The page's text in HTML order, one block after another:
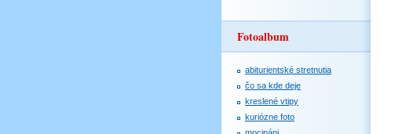
Fotoalbum
abiturientské stretnutia
čo sa kde deje
kreslené vtipy
kuriózne foto